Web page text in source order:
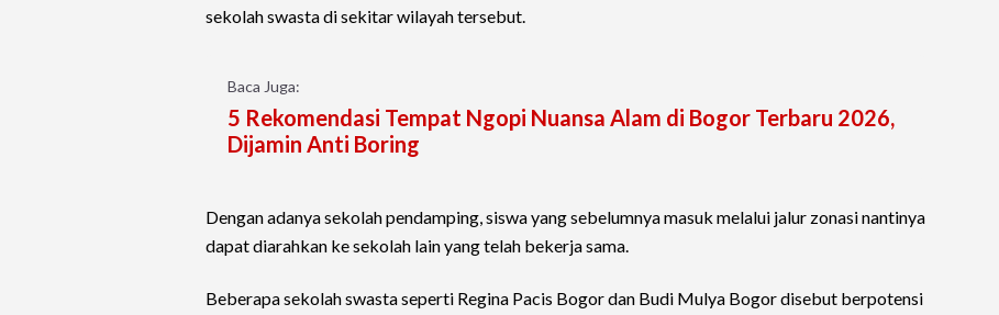
sekolah swasta di sekitar wilayah tersebut.
Baca Juga:
5 Rekomendasi Tempat Ngopi Nuansa Alam di Bogor Terbaru 2026,
Dijamin Anti Boring
Dengan adanya sekolah pendamping, siswa yang sebelumnya masuk melalui jalur zonasi nantinya
dapat diarahkan ke sekolah lain yang telah bekerja sama.
Beberapa sekolah swasta seperti Regina Pacis Bogor dan Budi Mulya Bogor disebut berpotensi